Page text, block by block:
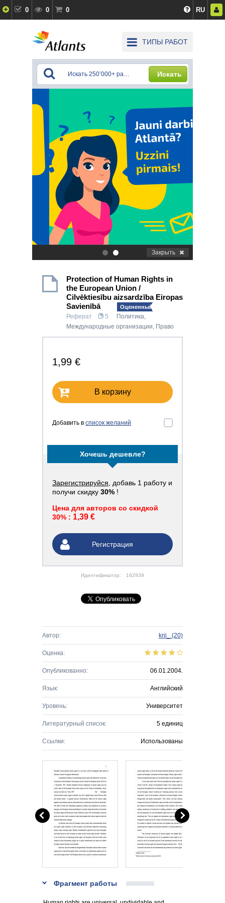
0 0 0 RU
ТИПЫ РАБОТ
Искать
. Закрыть
Protection of Human Rights in
the European Union /
Cilvēktiesību aizsardzība Eiropas
Savienībā
Оцененный!
Реферат 5 Политика,
Международные организации, Право
1,99 €
В корзину
Добавить в список желаний
Хочешь дешевле?
Зарегистрируйся , добавь 1 работу и
получи скидку 30% !
Цена для авторов со скидкой
30% : 1,39 €
Регистрация
Идентификатор: 162939
Автор: krii_ (20)
Оценка:
Опубликованно: 06.01.2004.
Язык: Английский
Уровень: Университет
Литературный список: 5 единиц
Ссылки: Использованы
Фрагмент работы